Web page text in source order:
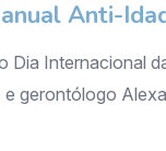
Anti-
Paulo
Dia Internacional
gerontólogo